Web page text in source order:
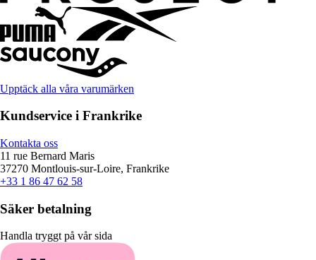
Upptäck alla våra varumärken
Kundservice i Frankrike
Kontakta oss
11 rue Bernard Maris
37270 Montlouis-sur-Loire, Frankrike
+33 1 86 47 62 58
Säker betalning
Handla tryggt på vår sida